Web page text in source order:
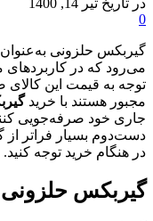
در تاریخ تیر 14, 1400
0
گیربکس حلزونی
می‌رود که در کاربردهای
توجه به قیمت این کالای
مجبور هستند با خرید
جاری خود صرفه‌جویی
دست‌دوم بسیار فراتر از
در هنگام خرید توجه کنید.
گیربکس